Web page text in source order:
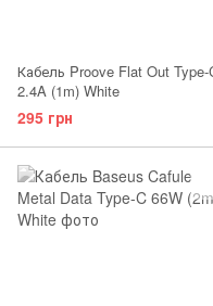
Кабель Proove Flat Out Type-
2.4A (1m) White
295 грн